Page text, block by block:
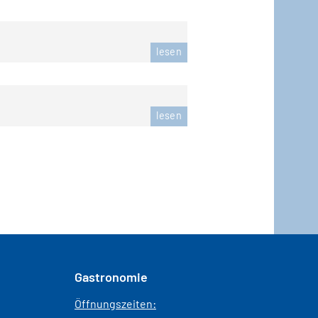
lesen
lesen
Gastronomie
Öffnungszeiten: